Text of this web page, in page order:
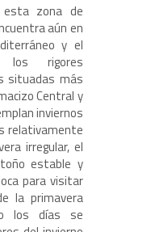
zona de
aún en
y el
los rigores
situadas más
Central y
inviernos
relativamente
irregular, el
estable y
para visitar
la primavera
los días se